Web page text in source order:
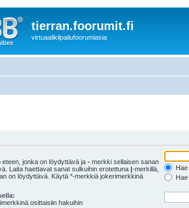
tierran.foorumit.fi
virtuaalikilpailufoorumiasia
eteen, jonka on löydyttävä ja - merkki sellaisen sanan
Laita haettavat sanat sulkuihin erotettuna |-merkillä,
on löydyttävä. Käytä *-merkkiä jokerimerkkinä
osittaisiin hakuihin